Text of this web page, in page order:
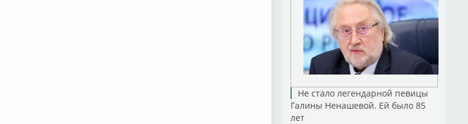
Не стало легендарной певицы
Галины Ненашевой. Ей было 85
лет